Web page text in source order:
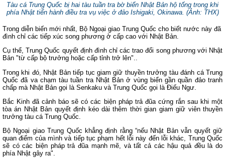
Tàu cá Trung Quốc bị hai tàu tuần tra bờ biển Nhật Bản hộ tống trong khi
phía Nhật tiến hành điều tra vụ việc ở đảo Ishigaki, Okinawa. (Ảnh: THX)
Trong diễn biến mới nhất, Bộ Ngoại giao Trung Quốc cho biết nước này đã
đình chỉ các tiếp xúc song phương ở cấp cao với Nhật Bản.
Cụ thể, Trung Quốc quyết định đình chỉ các trao đổi song phương với Nhật
Bản "từ cấp bộ trưởng hoặc cấp tỉnh trở lên"..
Trong khi đó, Nhật Bản tiếp tục giam giữ thuyền trưởng tàu đánh cá Trung
Quốc đã va chạm tàu tuần tra Nhật Bản ở vùng biển gần quần đảo tranh
chấp mà Nhật Bản gọi là Senkaku và Trung Quốc gọi là Điếu Ngư.
Bắc Kinh đã cảnh báo sẽ có các biện pháp trả đũa cứng rắn sau khi một
tòa án Nhật Bản quyết định kéo dài thêm thời gian giam giữ viên thuyền
trưởng tàu cá Trung Quốc.
Bộ Ngoại giao Trung Quốc khẳng định rằng “nếu Nhật Bản vẫn quyết giữ
quan điểm của mình và tiếp tục phạm hết lỗi này đến lỗi khác, Trung Quốc
sẽ có các biện pháp trả đũa mạnh mẽ, và tất cả các hậu quả đều là do
phía Nhật gây ra".